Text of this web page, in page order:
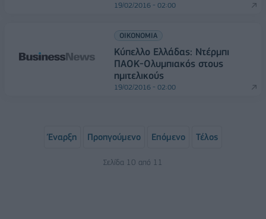
19/02/2016 - 02:00
ΟΙΚΟΝΟΜΙΑ
Κύπελλο Ελλάδας: Ντέρμπι
ΠΑΟΚ-Ολυμπιακός στους
ημιτελικούς
19/02/2016 - 02:00
Έναρξη Προηγούμενο Επόμενο Τέλος
Σελίδα 10 από 11